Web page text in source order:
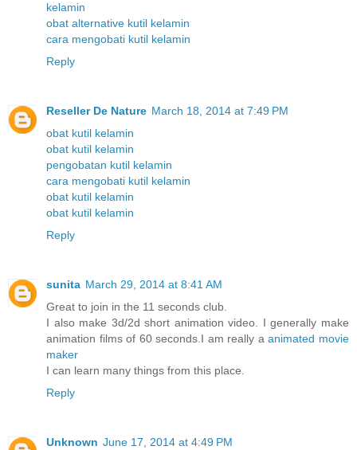
kelamin
obat alternative kutil kelamin
cara mengobati kutil kelamin
Reply
Reseller De Nature March 18, 2014 at 7:49 PM
obat kutil kelamin
obat kutil kelamin
pengobatan kutil kelamin
cara mengobati kutil kelamin
obat kutil kelamin
obat kutil kelamin
Reply
sunita March 29, 2014 at 8:41 AM
Great to join in the 11 seconds club.
I also make 3d/2d short animation video. I generally make
animation films of 60 seconds.I am really aanimated movie
maker
I can learn many things from this place.
Reply
Unknown June 17, 2014 at 4:49 PM